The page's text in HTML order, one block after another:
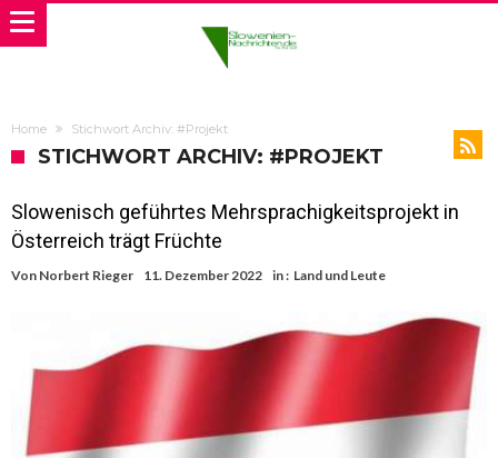
Home Stichwort Archiv: #Projekt
STICHWORT ARCHIV: #PROJEKT
Slowenisch geführtes Mehrsprachigkeitsprojekt in
Österreich trägt Früchte
Von Norbert Rieger 11. Dezember 2022 in : Land und Leute